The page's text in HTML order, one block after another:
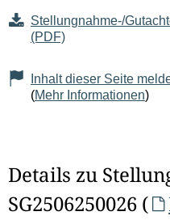
Stellungnahme-/
(PDF)
Inhalt dieser Seite
(Mehr Informationen)
Details zu
SG2506250026 (